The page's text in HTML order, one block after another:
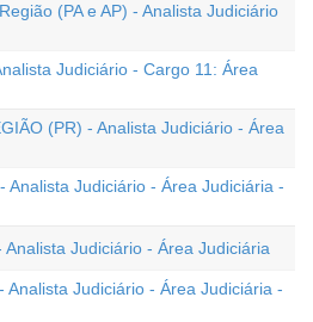
(PA e AP) - Analista Judiciário
Judiciário - Cargo 11: Área
(PR) - Analista Judiciário - Área
Analista Judiciário - Área Judiciária -
Judiciário - Área Judiciária
Analista Judiciário - Área Judiciária -